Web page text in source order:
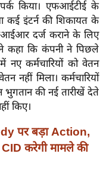
किया। एफआईटीई के
कई इंटर्न की शिकायत के
दर्ज कराने के लिए
कहा कि कंपनी ने पिछले
कर्मचारियों को वेतन
नहीं मिला। कर्मचारियों
भुगतान की नई तारीखें देते
किए।
पर बड़ा Action,
करेगी मामले की